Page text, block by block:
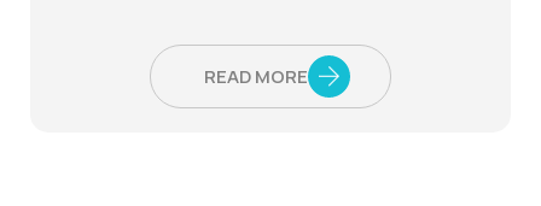
READ MORE